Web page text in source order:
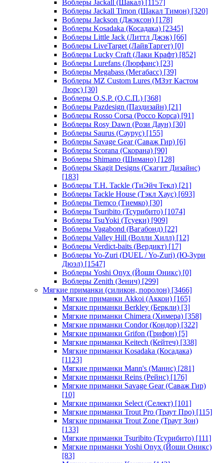
Воблеры Jackall (Шакал) [1157]
Воблеры Jackall Timon (Шакал Тимон) [320]
Воблеры Jackson (Джэксон) [178]
Воблеры Kosadaka (Косадака) [2345]
Воблеры Little Jack (Литтл Джэк) [66]
Воблеры LiveTarget (ЛайвТаргет) [0]
Воблеры Lucky Craft (Лаки Крафт) [852]
Воблеры Lurefans (Люрфанс) [23]
Воблеры Megabass (Мегабасс) [39]
Воблеры MZ Custom Lures (МЗэт Кастом
Люрс) [30]
Воблеры O.S.P. (О.С.П.) [368]
Воблеры Pazdesign (Паздизайн) [21]
Воблеры Rosso Corsa (Россо Корса) [91]
Воблеры Rosy Dawn (Рози Даун) [30]
Воблеры Saurus (Саурус) [155]
Воблеры Savage Gear (Саваж Гир) [6]
Воблеры Scorana (Скорана) [90]
Воблеры Shimano (Шимано) [128]
Воблеры Skagit Designs (Скагит Дизайнс)
[183]
Воблеры T.H. Tackle (ТиЭйч Текл) [21]
Воблеры Tackle House (Тэкл Хаус) [693]
Воблеры Tiemco (Тиемко) [30]
Воблеры Tsuribito (Тсурибито) [1074]
Воблеры TsuYoki (Тсуеки) [909]
Воблеры Vagabond (Вагабонд) [22]
Воблеры Valley Hill (Волли Хилл) [12]
Воблеры Verdict-baits (Вердикт) [17]
Воблеры Yo-Zuri (DUEL / Yo-Zuri) (Ю-Зури
Дюэл) [1547]
Воблеры Yoshi Onyx (Йоши Оникс) [0]
Воблеры Zenith (Зенич) [299]
Мягкие приманки (силикон, поролон) [3466]
Мягкие приманки Akkoi (Аккои) [165]
Мягкие приманки Berkley (Беркли) [3]
Мягкие приманки Chimera (Химера) [358]
Мягкие приманки Condor (Кондор) [322]
Мягкие приманки Grifon (Грифон) [5]
Мягкие приманки Keitech (Кейтеч) [338]
Мягкие приманки Kosadaka (Косадака)
[1123]
Мягкие приманки Mann's (Маннс) [281]
Мягкие приманки Reins (Рейнс) [176]
Мягкие приманки Savage Gear (Саваж Гир)
[10]
Мягкие приманки Select (Селект) [101]
Мягкие приманки Trout Pro (Траут Про) [115]
Мягкие приманки Trout Zone (Траут Зон)
[133]
Мягкие приманки Tsuribito (Тсурибито) [111]
Мягкие приманки Yoshi Onyx (Йоши Оникс)
[83]